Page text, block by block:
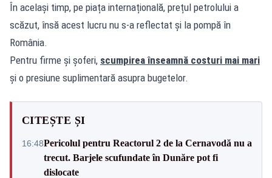
În același timp, pe piața internațională, prețul petrolului a
scăzut, însă acest lucru nu s-a reflectat și la pompă în
România.
Pentru firme și șoferi, scumpirea înseamnă costuri mai mari
și o presiune suplimentară asupra bugetelor.
CITEȘTE ȘI
16:48Pericolul pentru Reactorul 2 de la Cernavodă nu a
trecut. Barjele scufundate în Dunăre pot fi
dislocate